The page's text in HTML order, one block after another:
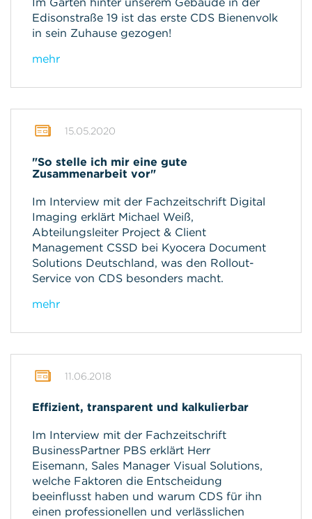
Edisonstraße 19 ist das erste CDS Bienenvolk
in sein Zuhause gezogen!
mehr
15.05.2020
"So stelle ich mir eine gute
Zusammenarbeit vor"
Im Interview mit der Fachzeitschrift Digital
Imaging erklärt Michael Weiß,
Abteilungsleiter Project & Client
Management CSSD bei Kyocera Document
Solutions Deutschland, was den Rollout-
Service von CDS besonders macht.
mehr
11.06.2018
Effizient, transparent und kalkulierbar
Im Interview mit der Fachzeitschrift
BusinessPartner PBS erklärt Herr
Eisemann, Sales Manager Visual Solutions,
welche Faktoren die Entscheidung
beeinflusst haben und warum CDS für ihn
einen professionellen und verlässlichen